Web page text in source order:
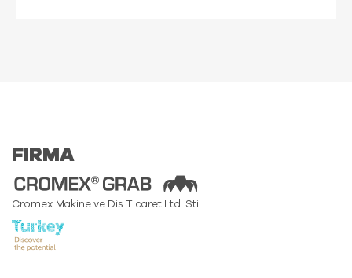
FIRMA
Cromex Makine ve Dis Ticaret Ltd. Sti.